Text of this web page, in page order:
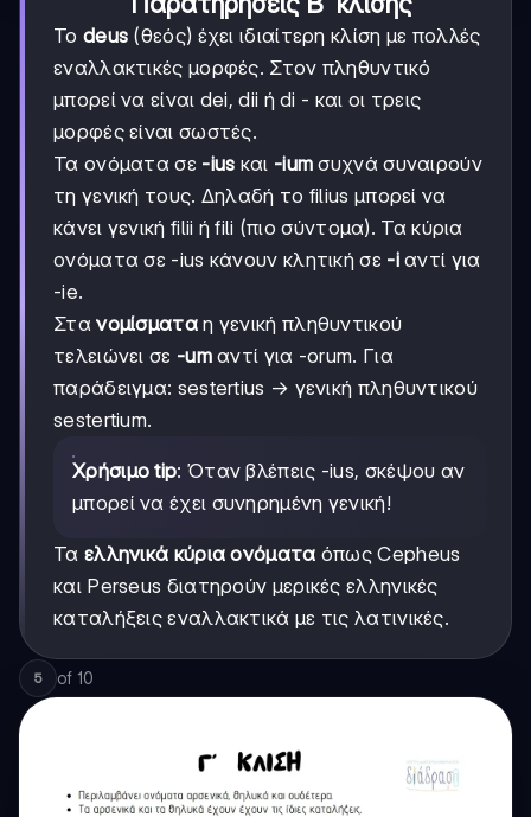
Το deus (θεός) έχει ιδιαίτερη κλίση με πολλές
εναλλακτικές μορφές. Στον πληθυντικό
μπορεί να είναι dei, dii ή di - και οι τρεις
μορφές είναι σωστές.
Τα ονόματα σε -ius και -ium συχνά συναιρούν
τη γενική τους. Δηλαδή το filius μπορεί να
κάνει γενική filii ή fili (πιο σύντομα). Τα κύρια
ονόματα σε -ius κάνουν κλητική σε -iαντί για
-ie.
Στανομίσματαη γενική πληθυντικού
τελειώνει σε -umαντί για -orum. Για
παράδειγμα: sestertius → γενική πληθυντικού
sestertium.
Χρήσιμο tip: Όταν βλέπεις -ius, σκέψου αν
μπορεί να έχει συνηρημένη γενική!
Τα ελληνικά κύρια ονόματα όπως Cepheus
και Perseus διατηρούν μερικές ελληνικές
καταλήξεις εναλλακτικά με τις λατινικές.
5 of 10